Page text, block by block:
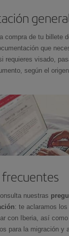
compra de tu billete
que
requieres visado,
según el
nuestras
: te aclaramos
con Iberia, así
para la migración y